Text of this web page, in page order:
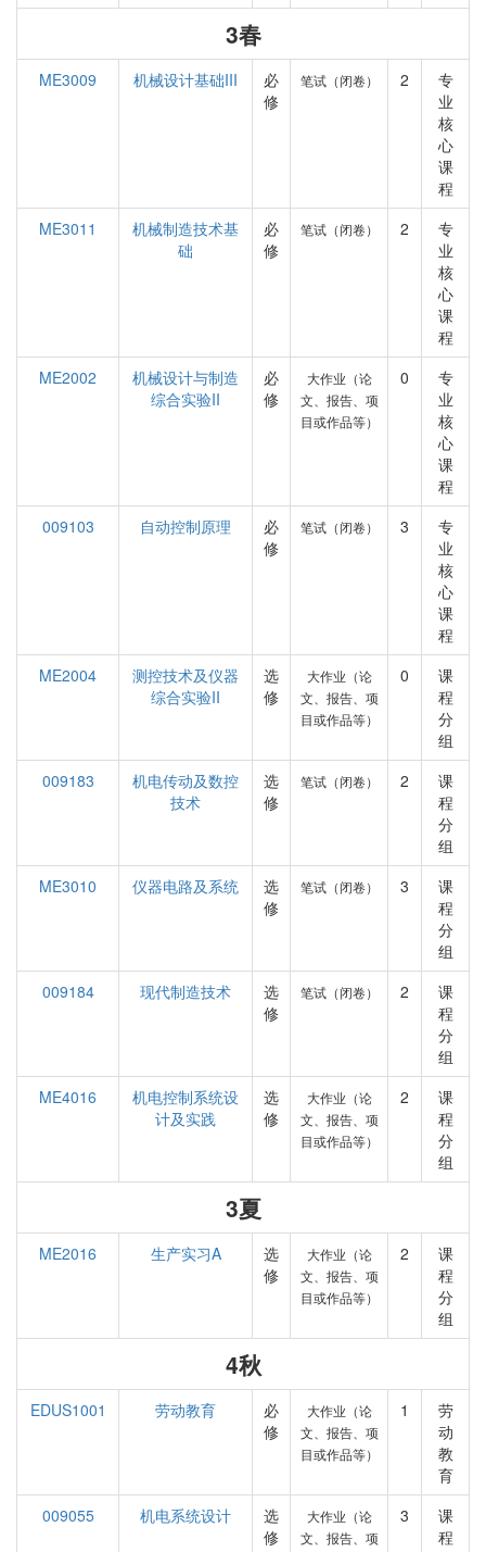
3春
ME3009 机械设计基础III
必
修
笔试（闭卷） 2
专
业
核
心
课
程
ME3011
机械制造技术基
础
必
修
笔试（闭卷） 2
专
业
核
心
课
程
ME2002
机械设计与制造
综合实验II
必
修
大作业（论
文、报告、项
目或作品等）
0
专
业
核
心
课
程
009103
自动控制原理
必
修
笔试（闭卷） 3
专
业
核
心
课
程
ME2004
测控技术及仪器
综合实验II
选
修
大作业（论
文、报告、项
目或作品等）
0
课
程
分
组
009183
机电传动及数控
技术
选
修
笔试（闭卷） 2
课
程
分
组
ME3010
仪器电路及系统
选
修
笔试（闭卷） 3
课
程
分
组
009184
现代制造技术
选
修
笔试（闭卷） 2
课
程
分
组
ME4016
机电控制系统设
计及实践
选
修
大作业（论
文、报告、项
目或作品等）
2
课
程
分
组
3夏
ME2016 生产实习A
选
修
大作业（论
文、报告、项
目或作品等）
2
课
程
分
组
4秋
EDUS1001 劳动教育
必
修
大作业（论
文、报告、项
目或作品等）
1
劳
动
教
育
009055
机电系统设计
选
修
大作业（论
文、报告、项
3
课
程